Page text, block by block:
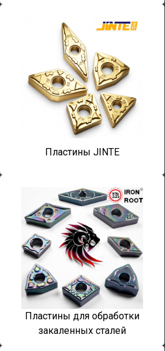
Пластины JINTE
Пластины для обработки
закаленных сталей